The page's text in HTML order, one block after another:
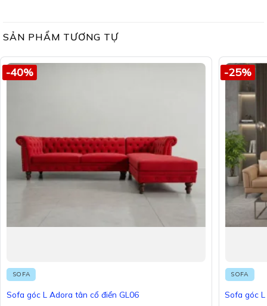
SẢN PHẨM TƯƠNG TỰ
-40%
SOFA
Sofa góc L Adora tân cổ điển GL06
-25%
SOFA
Sofa góc